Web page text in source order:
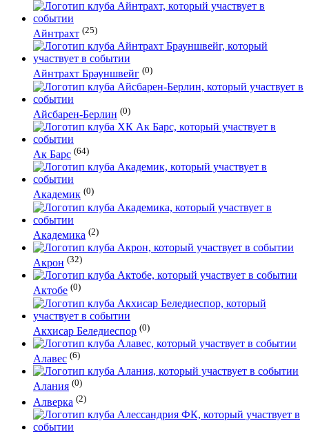
Айнтрахт (25)
Айнтрахт Брауншвейг (0)
Айсбарен-Берлин (0)
Ак Барс (64)
Академик (0)
Академика (2)
Акрон (32)
Актобе (0)
Акхисар Беледиеспор (0)
Алавес (6)
Алания (0)
Алверка (2)